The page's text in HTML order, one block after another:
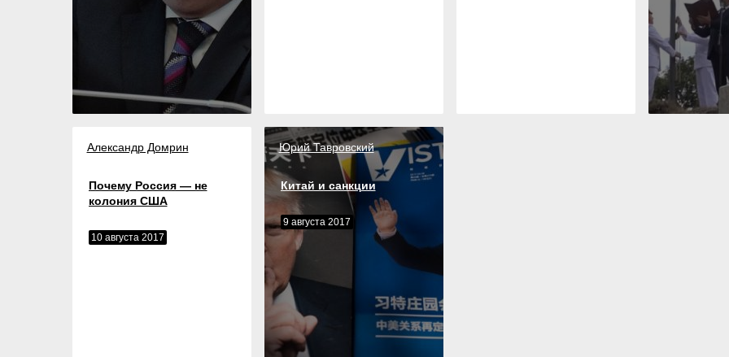
Александр Домрин
Почему Россия — не
колония США
10 августа 2017
Юрий Тавровский
Китай и санкции
9 августа 2017